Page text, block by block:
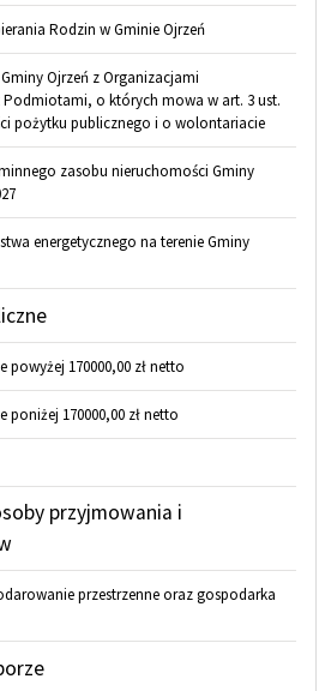
Rodzin w Gminie Ojrzeń
Ojrzeń z Organizacjami
o których mowa w art. 3 ust.
pożytku publicznego i o wolontariacie
zasobu nieruchomości Gminy
energetycznego na terenie Gminy
170000,00 zł netto
170000,00 zł netto
przyjmowania i
przestrzenne oraz gospodarka